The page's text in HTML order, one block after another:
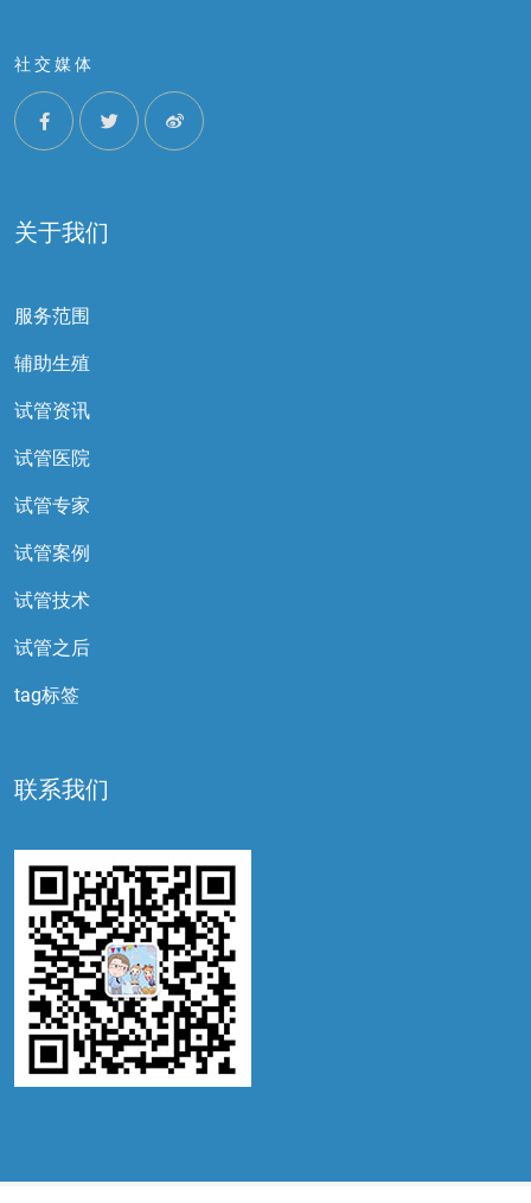
社交媒体
关于我们
服务范围
辅助生殖
试管资讯
试管医院
试管专家
试管案例
试管技术
试管之后
tag标签
联系我们